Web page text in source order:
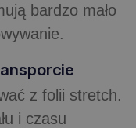
bardzo mało
z folii stretch.
i czasu